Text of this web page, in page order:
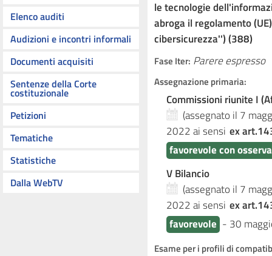
Elenco auditi
Audizioni e incontri informali
Documenti acquisiti
Sentenze della Corte
costituzionale
Petizioni
Tematiche
Statistiche
Dalla WebTV
le tecnologie
abroga il regolamento
cibersicurezza'') (388)
Fase Iter: Parere espresso
Assegnazione primaria:
Commissioni riunite I
(assegnato il 7
2022ai sensi ex
favorevole con
V Bilancio
(assegnato il 7
2022ai sensi ex
favorevole - 30
Esame per i profili di